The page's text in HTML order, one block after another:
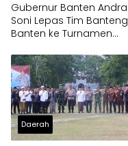
Gubernur Banten Andra
Soni Lepas Tim Banteng
Banten ke Turnamen
Daerah